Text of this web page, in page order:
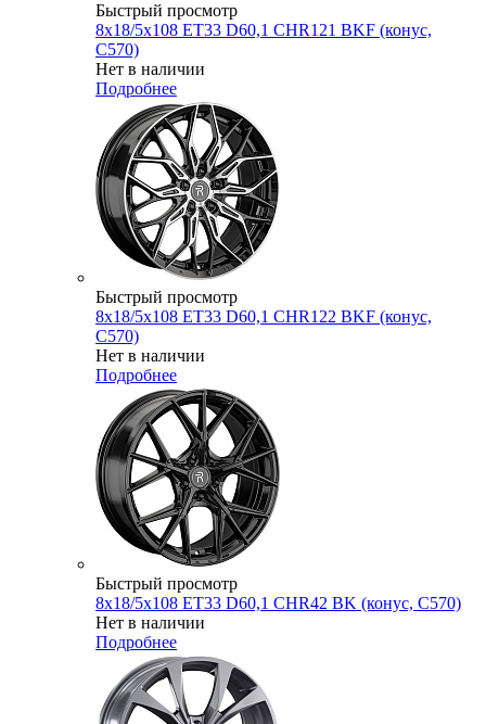
Быстрый просмотр
8x18/5x108 ET33 D60,1 CHR121 BKF (конус,
C570)
Нет в наличии
Подробнее
Быстрый просмотр
8x18/5x108 ET33 D60,1 CHR122 BKF (конус,
C570)
Нет в наличии
Подробнее
Быстрый просмотр
8x18/5x108 ET33 D60,1 CHR42 BK (конус, C570)
Нет в наличии
Подробнее